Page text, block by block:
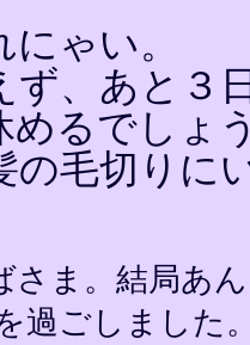
ゃい。
、あと３
めるでしょ
の毛切りに
さま。結局あ
過ごしました